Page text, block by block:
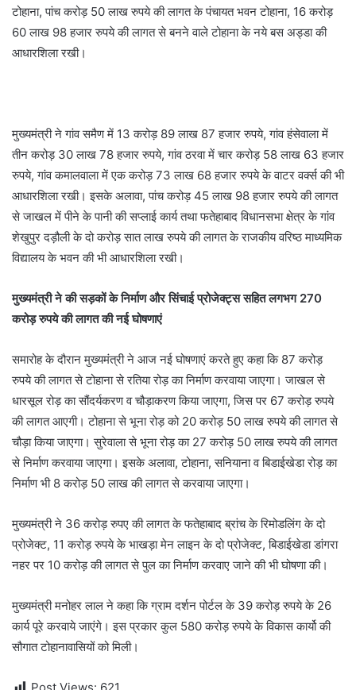
टोहाना, पांच करोड़ 50 लाख रुपये की लागत के पंचायत भवन टोहाना, 16 करोड़
60 लाख 98 हजार रुपये की लागत से बनने वाले टोहाना के नये बस अड्डा की
आधारशिला रखी।
मुख्यमंत्री ने गांव समैण में 13 करोड़ 89 लाख 87 हजार रुपये, गांव हंसेवाला में
तीन करोड़ 30 लाख 78 हजार रुपये, गांव ठरवा में चार करोड़ 58 लाख 63 हजार
रुपये, गांव कमालवाला में एक करोड़ 73 लाख 68 हजार रुपये के वाटर वर्क्स की भी
आधारशिला रखी। इसके अलावा, पांच करोड़ 45 लाख 98 हजार रुपये की लागत
से जाखल में पीने के पानी की सप्लाई कार्य तथा फतेहाबाद विधानसभा क्षेत्र के गांव
शेखुपुर दड़ौली के दो करोड़ सात लाख रुपये की लागत के राजकीय वरिष्ठ माध्यमिक
विद्यालय के भवन की भी आधारशिला रखी।
मुख्यमंत्री ने की सड़कों के निर्माण और सिंचाई प्रोजेक्ट्स सहित लगभग 270
करोड़ रुपये की लागत की नई घोषणाएं
समारोह के दौरान मुख्यमंत्री ने आज नई घोषणाएं करते हुए कहा कि 87 करोड़
रुपये की लागत से टोहाना से रतिया रोड़ का निर्माण करवाया जाएगा। जाखल से
धारसूल रोड़ का सौंदर्यकरण व चौड़ाकरण किया जाएगा, जिस पर 67 करोड़ रुपये
की लागत आएगी। टोहाना से भूना रोड़ को 20 करोड़ 50 लाख रुपये की लागत से
चौड़ा किया जाएगा। सुरेवाला से भूना रोड़ का 27 करोड़ 50 लाख रुपये की लागत
से निर्माण करवाया जाएगा। इसके अलावा, टोहाना, सनियाना व बिडाईखेडा रोड़ का
निर्माण भी 8 करोड़ 50 लाख की लागत से करवाया जाएगा।
मुख्यमंत्री ने 36 करोड़ रुपए की लागत के फतेहाबाद ब्रांच के रिमोडलिंग के दो
प्रोजेक्ट, 11 करोड़ रुपये के भाखड़ा मेन लाइन के दो प्रोजेक्ट, बिडाईखेडा डांगरा
नहर पर 10 करोड़ की लागत से पुल का निर्माण करवाए जाने की भी घोषणा की।
मुख्यमंत्री मनोहर लाल ने कहा कि ग्राम दर्शन पोर्टल के 39 करोड़ रुपये के 26
कार्य पूरे करवाये जाएंगे। इस प्रकार कुल 580 करोड़ रुपये के विकास कार्यो की
सौगात टोहानावासियों को मिली।